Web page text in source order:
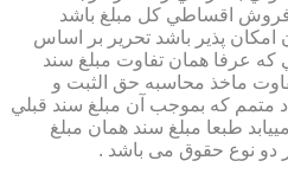
فروش اقساطي كل مبلغ باشد
امكان پذير باشد تحرير بر اساس
عرفا همان تفاوت مبلغ سند
ماخذ محاسبه حق الثبت و
متمم كه بموجب آن مبلغ سند قبلي
طبعا مبلغ سند همان مبلغ
دو نوع حقوق می باشد .